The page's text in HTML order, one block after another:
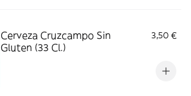
Cerveza Cruzcampo Sin
Gluten (33 Cl.)
3,50 €